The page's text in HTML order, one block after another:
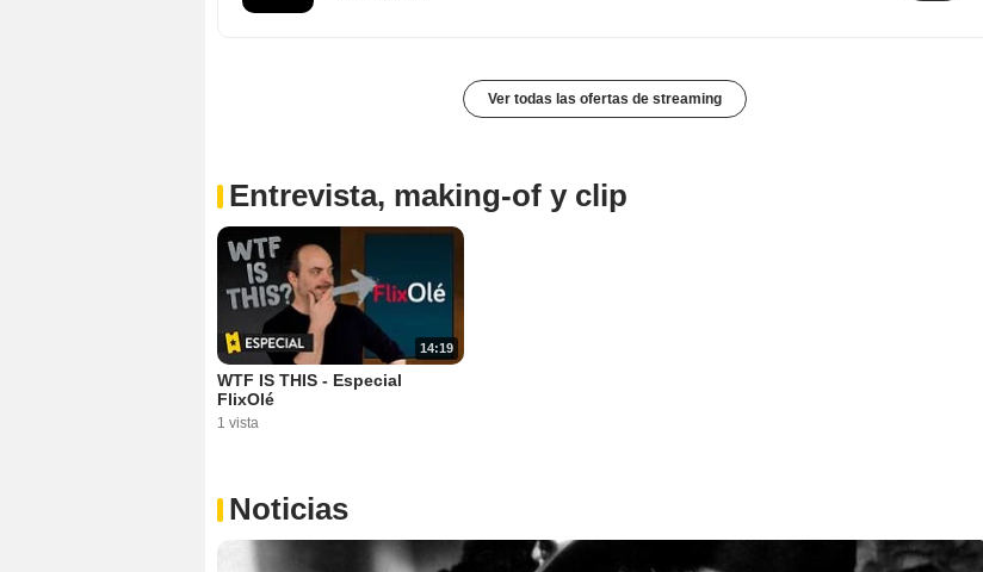
Ver todas las ofertas de streaming
Entrevista, making-of y clip
14:19
WTF IS THIS - Especial
FlixOlé
1 vista
Noticias